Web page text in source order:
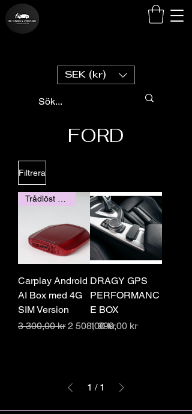
SEK (kr)
FORD
Filtrera
Carplay Android
AI Box med 4G
SIM Version
Ordinarie pris
3 300,00 kr Reapris
2 508,00 kr
DRAGY GPS
PERFORMANC
E BOX
Pris
1 999,00 kr
1 / 1